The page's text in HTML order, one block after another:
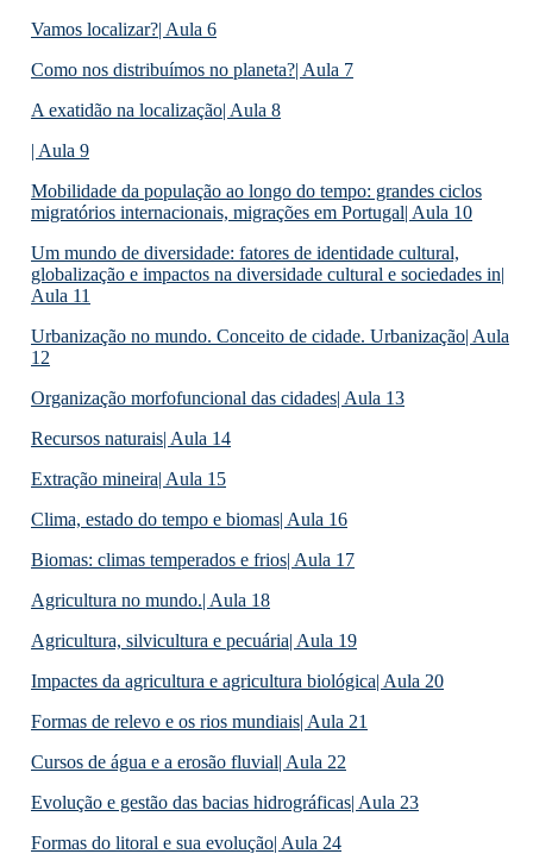
Vamos localizar?| Aula 6
Como nos distribuímos no planeta?| Aula 7
A exatidão na localização| Aula 8
| Aula 9
Mobilidade da população ao longo do tempo: grandes ciclos
migratórios internacionais, migrações em Portugal| Aula 10
Um mundo de diversidade: fatores de identidade cultural,
globalização e impactos na diversidade cultural e sociedades in|
Aula 11
Urbanização no mundo. Conceito de cidade. Urbanização| Aula
12
Organização morfofuncional das cidades| Aula 13
Recursos naturais| Aula 14
Extração mineira| Aula 15
Clima, estado do tempo e biomas| Aula 16
Biomas: climas temperados e frios| Aula 17
Agricultura no mundo.| Aula 18
Agricultura, silvicultura e pecuária| Aula 19
Impactes da agricultura e agricultura biológica| Aula 20
Formas de relevo e os rios mundiais| Aula 21
Cursos de água e a erosão fluvial| Aula 22
Evolução e gestão das bacias hidrográficas| Aula 23
Formas do litoral e sua evolução| Aula 24